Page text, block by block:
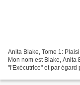
Anita Blake, Tome 1:
Mon nom est Blake, Anita
"l'Exécutrice" et par égard